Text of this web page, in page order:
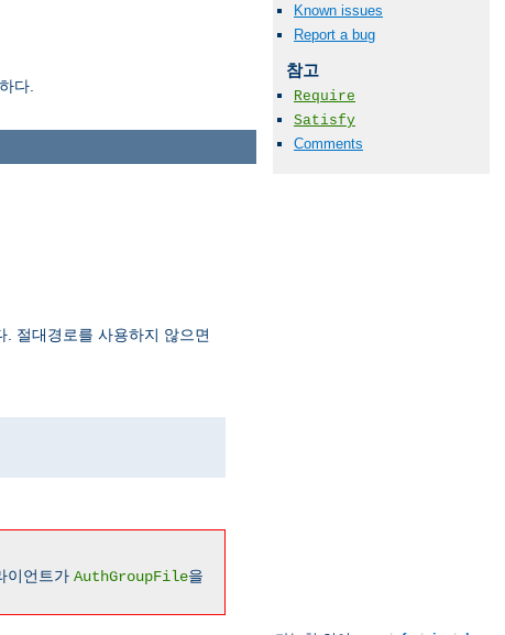
다.
Known issues
Report a bug
참고
Require
Satisfy
Comments
. 절대경로를 사용하지 않으면
이언트가 AuthGroupFile을